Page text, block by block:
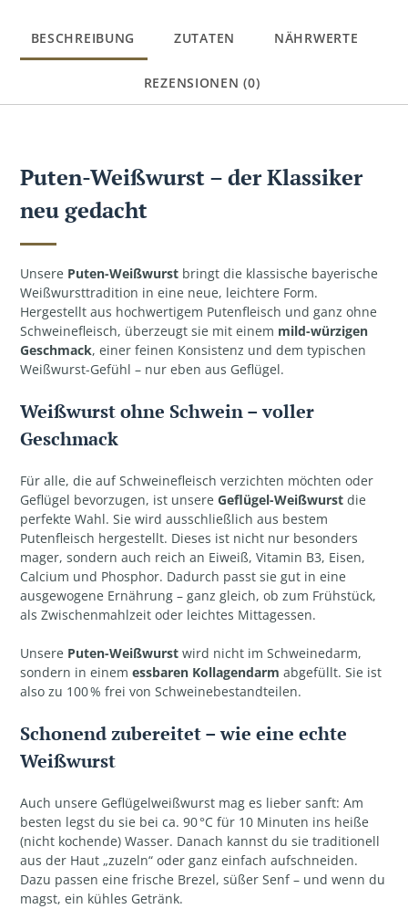
BESCHREIBUNG ZUTATEN NÄHRWERTE
REZENSIONEN (0)
Puten-Weißwurst – der Klassiker
neu gedacht
Unsere Puten-Weißwurst bringt die klassische bayerische
Weißwursttradition in eine neue, leichtere Form.
Hergestellt aus hochwertigem Putenfleisch und ganz ohne
Schweinefleisch, überzeugt sie mit einem mild-würzigen
Geschmack, einer feinen Konsistenz und dem typischen
Weißwurst-Gefühl – nur eben aus Geflügel.
Weißwurst ohne Schwein – voller
Geschmack
Für alle, die auf Schweinefleisch verzichten möchten oder
Geflügel bevorzugen, ist unsereGeflügel-Weißwurst die
perfekte Wahl. Sie wird ausschließlich aus bestem
Putenfleisch hergestellt. Dieses ist nicht nur besonders
mager, sondern auch reich an Eiweiß, Vitamin B3, Eisen,
Calcium und Phosphor. Dadurch passt sie gut in eine
ausgewogene Ernährung – ganz gleich, ob zum Frühstück,
als Zwischenmahlzeit oder leichtes Mittagessen.
Unsere Puten-Weißwurst wird nicht im Schweinedarm,
sondern in einemessbaren Kollagendarm abgefüllt. Sie ist
also zu 100 % frei von Schweinebestandteilen.
Schonend zubereitet – wie eine echte
Weißwurst
Auch unsere Geflügelweißwurst mag es lieber sanft: Am
besten legst du sie bei ca. 90 °C für 10 Minuten ins heiße
(nicht kochende) Wasser. Danach kannst du sie traditionell
aus der Haut „zuzeln“ oder ganz einfach aufschneiden.
Dazu passen eine frische Brezel, süßer Senf – und wenn du
magst, ein kühles Getränk.